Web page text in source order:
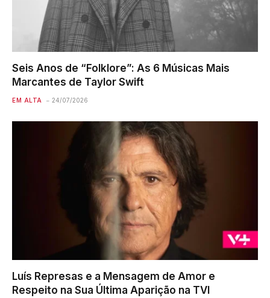
Seis Anos de “Folklore”: As 6 Músicas Mais
Marcantes de Taylor Swift
EM ALTA 24/07/2026
Luís Represas e a Mensagem de Amor e
Respeito na Sua Última Aparição na TVI